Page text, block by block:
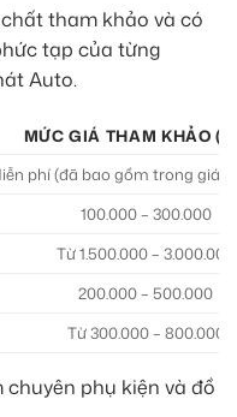
tham khảo và có
tạp của từng
Auto.
MỨC GIÁ THAM KHẢO
phí (đã bao gồm trong giá
100.000 – 300.000
Từ 1.500.000 – 3.000.000
200.000 – 500.000
Từ 300.000 – 800.000